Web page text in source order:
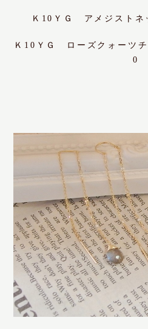
Ｋ10ＹＧ アメジスト
Ｋ10ＹＧ ローズクォーツ
0